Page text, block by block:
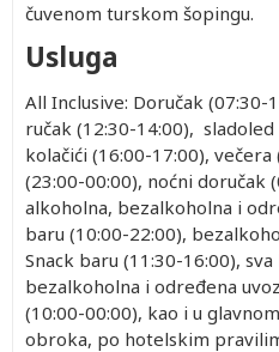
čuvenom turskom šopingu.
Usluga
All Inclusive: Doručak (07:30-
ručak (12:30-14:00),
kolačići (16:00-17:00), večera
(23:00-00:00), noćni doručak
alkoholna, bezalkoholna i
baru (10:00-22:00),
Snack baru (11:30-16:00),
bezalkoholna i određena
(10:00-00:00), kao i u
obroka, po hotelskim